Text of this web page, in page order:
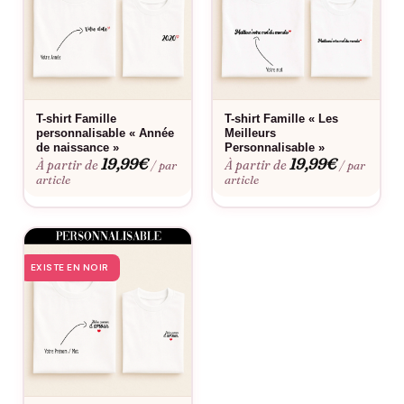
Lorsque les premiers flocons de neige commencent à tomber
et que l’air se remplit de l’excitation de la saison hivernale, il est
temps de prévoir vos vacances à la montagne en famille. Cette
année, ajoutez une touche spéciale à votre escapade en
arborant des T-shirts assortis et personnalisés, une collection
qui incarne l’harmonie et l’union de votre clan lors de vos
aventures sur les pistes de ski.
de motifs enneigés, de montagnes majestueuses et de
couleurs hivernales vives. Ces T-shirts ne sont pas simplement
des vêtements, ils sont le symbole de votre unité et de la joie
partagée lorsque vous dévalez les pentes enneigées ensemble.
famille pour une touche personnelle. Ou optez pour des
citations inspirantes sur la montagne et la famille pour
renforcer encore davantage le sentiment d’appartenance. Ces
T-shirt Famille
personnalisable « Année
de naissance »
À partir de19,99€ / par
article
T-shirt Famille « Les
Meilleurs
Personnalisable »
À partir de19,99€ / par
article
EXISTE EN NOIR